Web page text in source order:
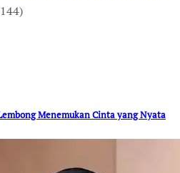
Menemukan Cinta yang Nyata